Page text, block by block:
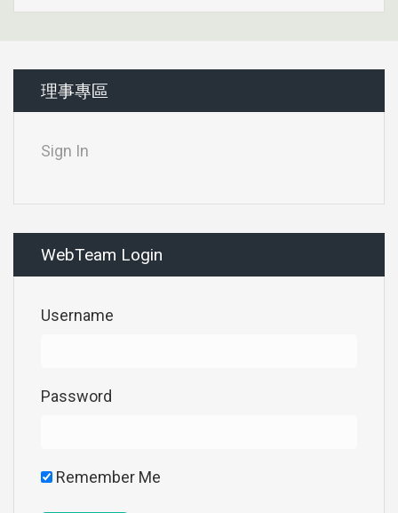
理事專區
Sign In
WebTeam Login
Username
Password
Remember Me